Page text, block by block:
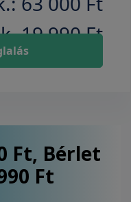
19 990 Ft
Ft, Bérlet
Ft